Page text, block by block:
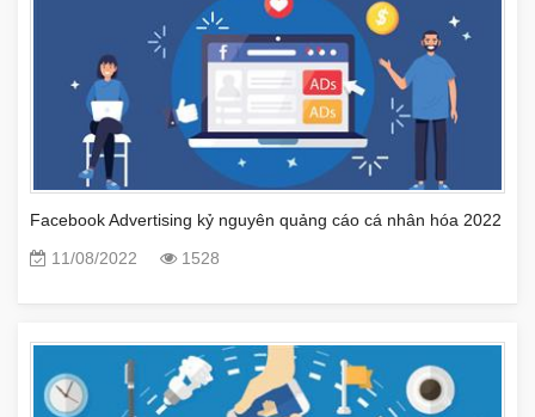
Facebook Advertising kỷ nguyên quảng cáo cá nhân hóa 2022
11/08/2022
1528